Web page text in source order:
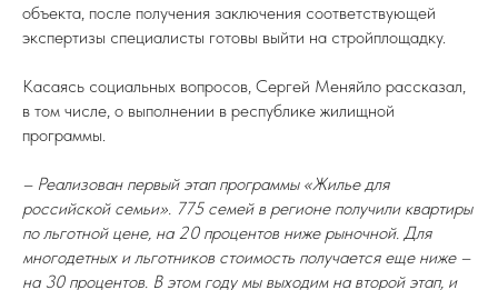
объекта, после получения заключения соответствующей
экспертизы специалисты готовы выйти на стройплощадку.
Касаясь социальных вопросов, Сергей Меняйло рассказал,
в том числе, о выполнении в республике жилищной
программы.
– Реализован первый этап программы «Жилье для
российской семьи». 775 семей в регионе получили квартиры
по льготной цене, на 20 процентов ниже рыночной. Для
многодетных и льготников стоимость получается еще ниже –
на 30 процентов. В этом году мы выходим на второй этап, и